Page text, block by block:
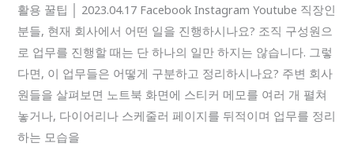
활용 꿀팁 │ 2023.04.17 Facebook Instagram Youtube 직장인
분들, 현재 회사에서 어떤 일을 진행하시나요? 조직 구성원으
로 업무를 진행할 때는 단 하나의 일만 하지는 않습니다. 그렇
다면, 이 업무들은 어떻게 구분하고 정리하시나요? 주변 회사
원들을 살펴보면 노트북 화면에 스티커 메모를 여러 개 펼쳐
놓거나, 다이어리나 스케줄러 페이지를 뒤적이며 업무를 정리
하는 모습을
별
업
무
정
리
에
안